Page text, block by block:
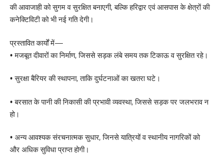
की आवाजाही को सुगम व सुरक्षित बनाएगी, बल्कि हरिद्वार एवं आसपास के क्षेत्रों की
कनेक्टिविटी को भी नई गति देगी।
प्रस्तावित कार्यों में—
• मजबूत दीवारों का निर्माण, जिससे सड़क लंबे समय तक टिकाऊ व सुरक्षित रहे।
• सुरक्षा बैरियर की स्थापना, ताकि दुर्घटनाओं का खतरा घटे।
• बरसात के पानी की निकासी की प्रभावी व्यवस्था, जिससे सड़क पर जलभराव न
हो।
• अन्य आवश्यक संरचनात्मक सुधार, जिनसे यात्रियों व स्थानीय नागरिकों को
और अधिक सुविधा प्राप्त होगी।